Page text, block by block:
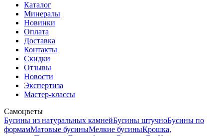
Каталог
Минералы
Новинки
Оплата
Доставка
Контакты
Скидки
Отзывы
Новости
Экспертиза
Мастер-классы
Самоцветы
Бусины из натуральных камнейБусины штучноБусины по
формамМатовые бусиныМелкие бусиныКрошка,